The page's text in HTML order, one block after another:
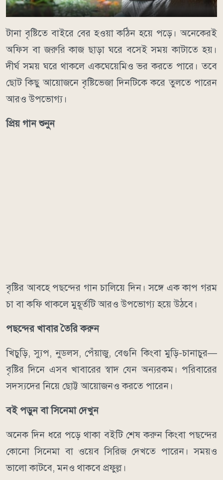
টানা বৃষ্টিতে বাইরে বের হওয়া কঠিন হয়ে পড়ে। অনেকেরই
অফিস বা জরুরি কাজ ছাড়া ঘরে বসেই সময় কাটাতে হয়।
দীর্ঘ সময় ঘরে থাকলে একঘেয়েমিও ভর করতে পারে। তবে
ছোট কিছু আয়োজনে বৃষ্টিভেজা দিনটিকে করে তুলতে পারেন
আরও উপভোগ্য।
প্রিয় গান শুনুন
বৃষ্টির আবহে পছন্দের গান চালিয়ে দিন। সঙ্গে এক কাপ গরম
চা বা কফি থাকলে মুহূর্তটি আরও উপভোগ্য হয়ে উঠবে।
পছন্দের খাবার তৈরি করুন
খিচুড়ি, স্যুপ, নুডলস, পেঁয়াজু, বেগুনি কিংবা মুড়ি-চানাচুর—
বৃষ্টির দিনে এসব খাবারের স্বাদ যেন অন্যরকম। পরিবারের
সদস্যদের নিয়ে ছোট্ট আয়োজনও করতে পারেন।
বই পড়ুন বা সিনেমা দেখুন
অনেক দিন ধরে পড়ে থাকা বইটি শেষ করুন কিংবা পছন্দের
কোনো সিনেমা বা ওয়েব সিরিজ দেখতে পারেন। সময়ও
ভালো কাটবে, মনও থাকবে প্রফুল্ল।